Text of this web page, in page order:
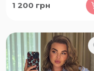
1 200 грн